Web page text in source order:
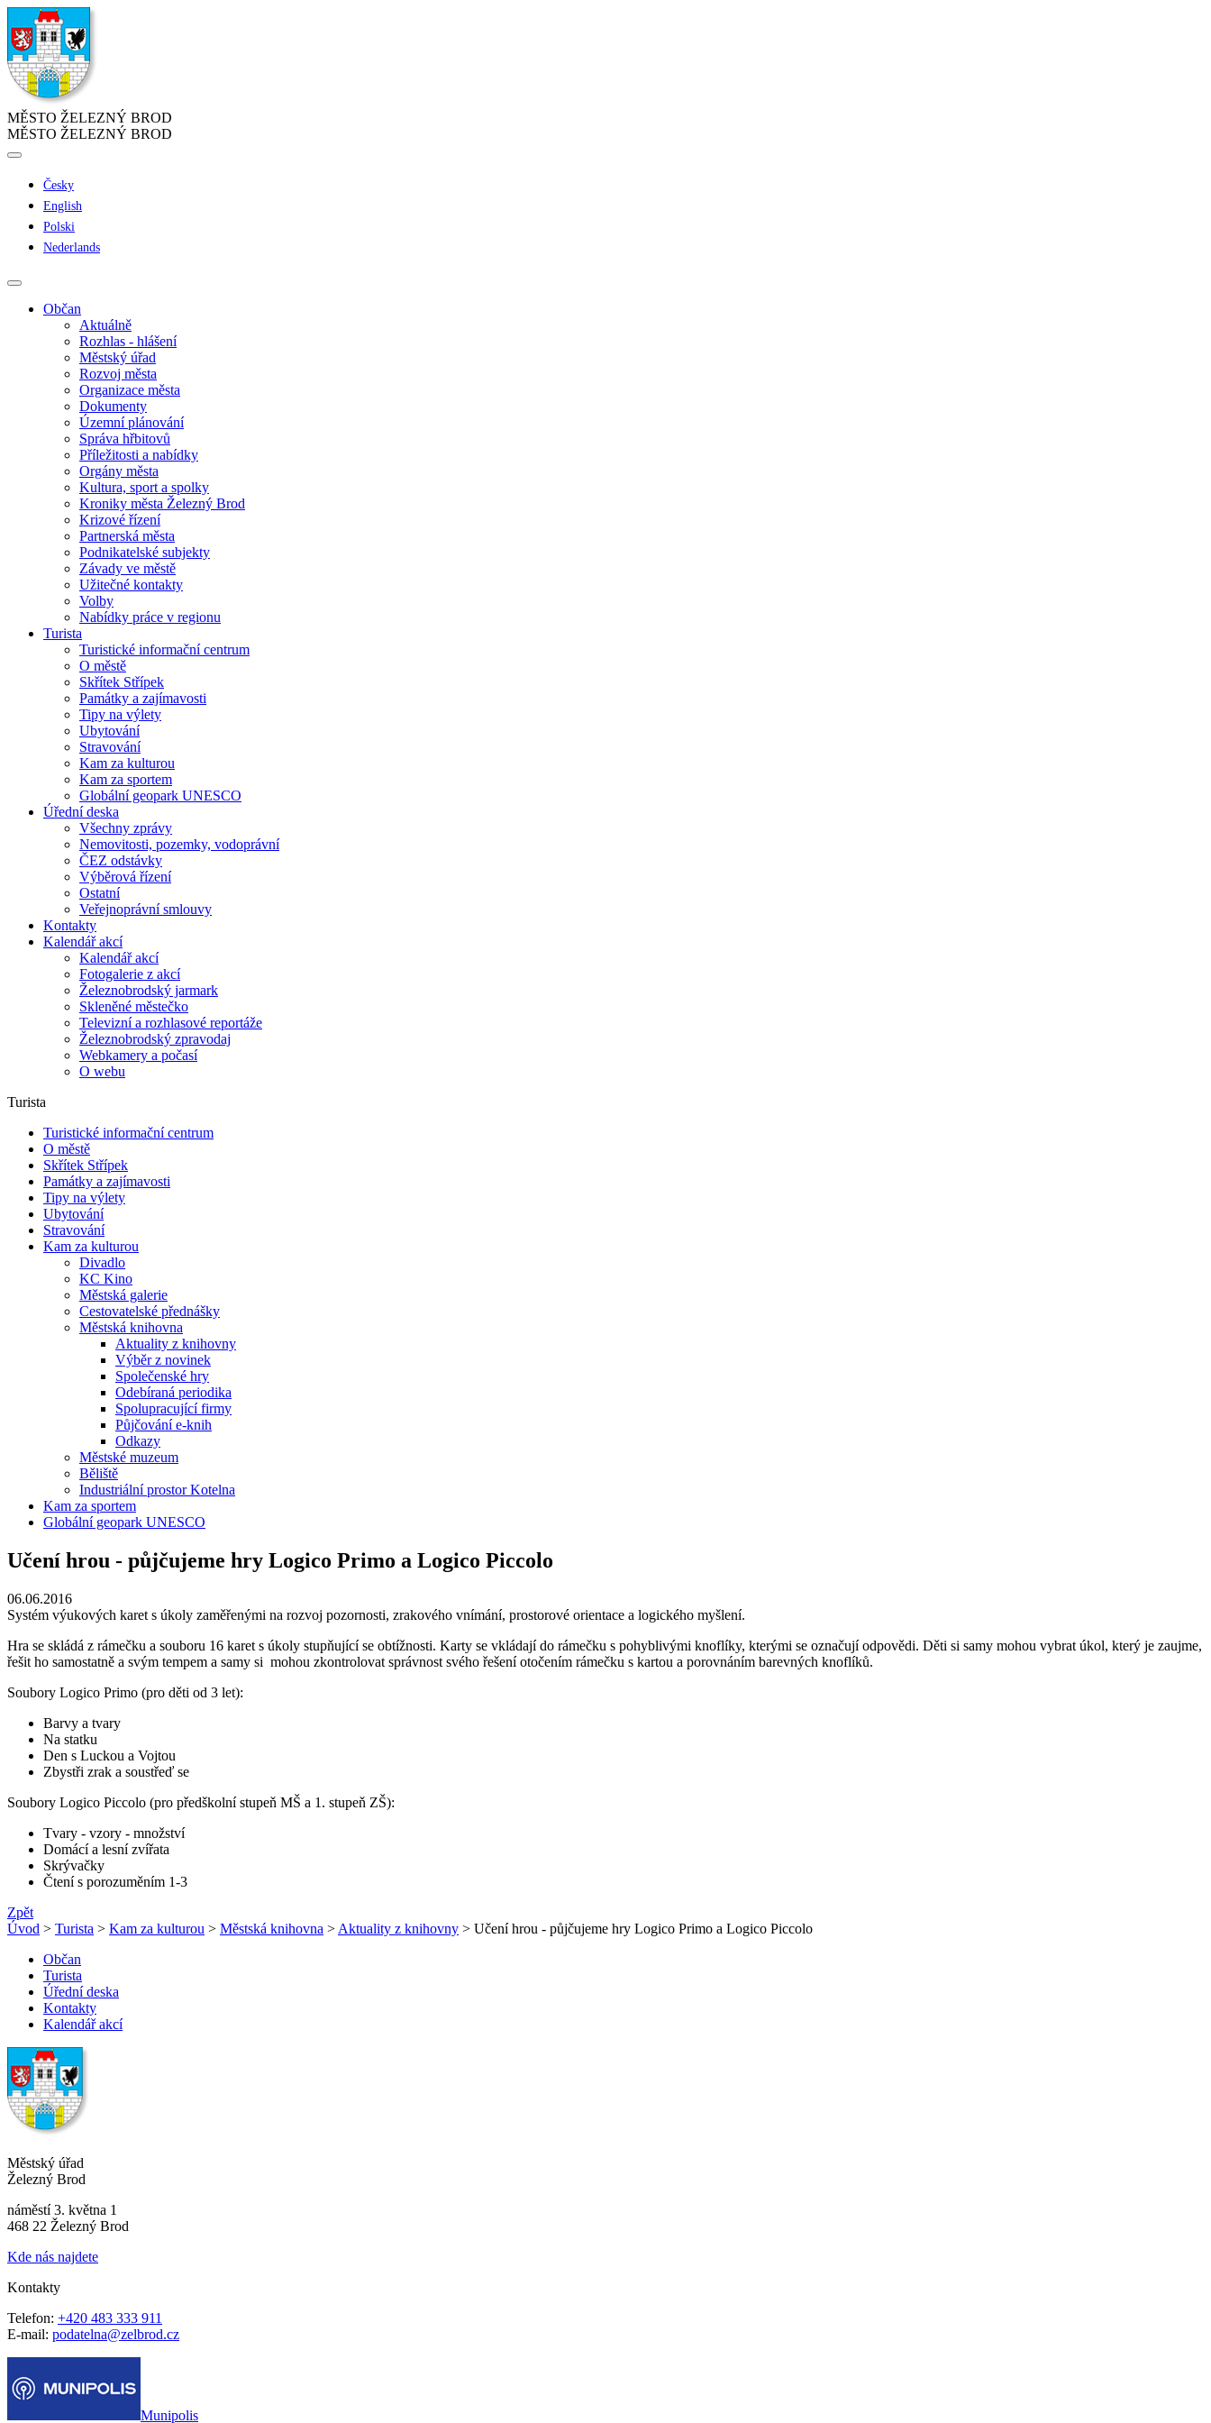
MĚSTO ŽELEZNÝ BROD
MĚSTO ŽELEZNÝ BROD
Česky
English
Polski
Nederlands
Občan
Aktuálně
Rozhlas - hlášení
Městský úřad
Rozvoj města
Organizace města
Dokumenty
Územní plánování
Správa hřbitovů
Příležitosti a nabídky
Orgány města
Kultura, sport a spolky
Kroniky města Železný Brod
Krizové řízení
Partnerská města
Podnikatelské subjekty
Závady ve městě
Užitečné kontakty
Volby
Nabídky práce v regionu
Turista
Turistické informační centrum
O městě
Skřítek Střípek
Památky a zajímavosti
Tipy na výlety
Ubytování
Stravování
Kam za kulturou
Kam za sportem
Globální geopark UNESCO
Úřední deska
Všechny zprávy
Nemovitosti, pozemky, vodoprávní
ČEZ odstávky
Výběrová řízení
Ostatní
Veřejnoprávní smlouvy
Kontakty
Kalendář akcí
Kalendář akcí
Fotogalerie z akcí
Železnobrodský jarmark
Skleněné městečko
Televizní a rozhlasové reportáže
Železnobrodský zpravodaj
Webkamery a počasí
O webu
Turista
Turistické informační centrum
O městě
Skřítek Střípek
Památky a zajímavosti
Tipy na výlety
Ubytování
Stravování
Kam za kulturou
Divadlo
KC Kino
Městská galerie
Cestovatelské přednášky
Městská knihovna
Aktuality z knihovny
Výběr z novinek
Společenské hry
Odebíraná periodika
Spolupracující firmy
Půjčování e-knih
Odkazy
Městské muzeum
Běliště
Industriální prostor Kotelna
Kam za sportem
Globální geopark UNESCO
Učení hrou - půjčujeme hry Logico Primo a Logico Piccolo
06.06.2016
Systém výukových karet s úkoly zaměřenými na rozvoj pozornosti, zrakového vnímání, prostorové orientace a logického myšlení.
Hra se skládá z rámečku a souboru 16 karet s úkoly stupňující se obtížnosti. Karty se vkládají do rámečku s pohyblivými knoflíky, kterými se označují odpovědi. Děti si samy mohou vybrat úkol, který je zaujme,
řešit ho samostatně a svým tempem a samy si mohou zkontrolovat správnost svého řešení otočením rámečku s kartou a porovnáním barevných knoflíků.
Soubory Logico Primo (pro děti od 3 let):
Barvy a tvary
Na statku
Den s Luckou a Vojtou
Zbystři zrak a soustřeď se
Soubory Logico Piccolo (pro předškolní stupeň MŠ a 1. stupeň ZŠ):
Tvary - vzory - množství
Domácí a lesní zvířata
Skrývačky
Čtení s porozuměním 1-3
Zpět
Úvod > Turista > Kam za kulturou > Městská knihovna > Aktuality z knihovny > Učení hrou - půjčujeme hry Logico Primo a Logico Piccolo
Občan
Turista
Úřední deska
Kontakty
Kalendář akcí
Městský úřad
Železný Brod
náměstí 3. května 1
468 22 Železný Brod
Kde nás najdete
Kontakty
Telefon: +420 483 333 911
E-mail: podatelna@zelbrod.cz
Munipolis